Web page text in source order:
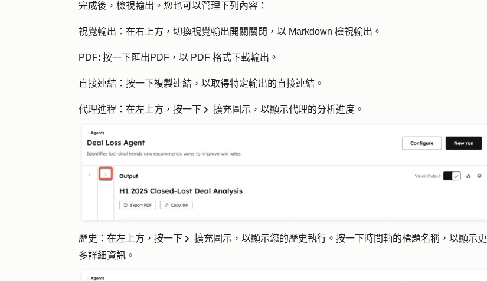
完成後，檢視輸出。您也可以管理下列內容：
視覺輸出 ：在右上方，切換視覺輸出開關關閉，以 Markdown 檢視輸出。
PDF: 按一下匯出PDF，以 PDF 格式下載輸出。
直接連結 ：按一下複製連結 ，以取得特定輸出的直接連結。
代理進程 ：在左上方，按一下 rightIcon 擴充圖示 ，以顯示代理的分析進度。
歷史 ：在左上方，按一下 rightIcon 擴充圖示 ，以顯示您的歷史執行。按一下時間軸的標題名稱 ，以顯示更
多詳細資訊。